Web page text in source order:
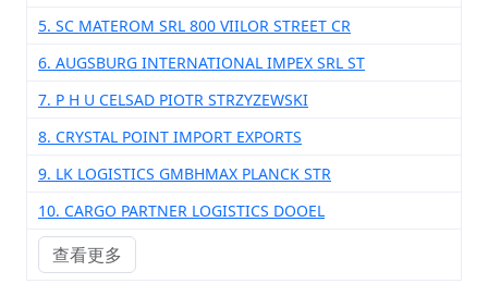
5. SC MATEROM SRL 800 VIILOR STREET CR
6. AUGSBURG INTERNATIONAL IMPEX SRL ST
7. P H U CELSAD PIOTR STRZYZEWSKI
8. CRYSTAL POINT IMPORT EXPORTS
9. LK LOGISTICS GMBHMAX PLANCK STR
10. CARGO PARTNER LOGISTICS DOOEL
查看更多